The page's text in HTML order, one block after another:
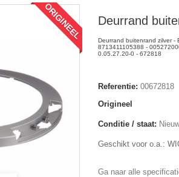
ORIGINEEL Deurrand
Deurrand buitenrand zilver -
8713411105388 -
0.05.27.20-0 - 672818
Referentie: 00672818
Origineel
Conditie / staat:
Geschikt voor o.a.:
Ga naar alle